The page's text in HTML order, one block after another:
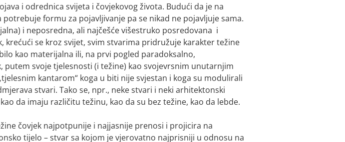
i odrednica svijeta i čovjekovog života. Budući da je na
formu za pojavljivanje pa se nikad ne pojavljuje sama.
i neposredna, ali najčešće višestruko posredovana i
krećući se kroz svijet, svim stvarima pridružuje karakter težine
kao materijalna ili, na prvi pogled paradoksalno,
putem svoje tjelesnosti (i težine) kao svojevrsnim unutarnjim
kantarom“ koga u biti nije svjestan i koga su modulirali
stvari. Tako se, npr., neke stvari i neki arhitektonski
da imaju različitu težinu, kao da su bez težine, kao da lebde.
čovjek najpotpunije i najjasnije prenosi i projicira na
tijelo – stvar sa kojom je vjerovatno najprisniji u odnosu na